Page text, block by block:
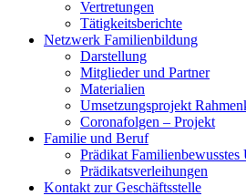
Vertretungen
Tätigkeitsberichte
Netzwerk Familienbildung
Darstellung
Mitglieder und Partner
Materialien
Umsetzungsprojekt
Coronafolgen – Projekt
Familie und Beruf
Prädikat Familienbewusstes
Prädikatsverleihungen
Kontakt zur Geschäftsstelle